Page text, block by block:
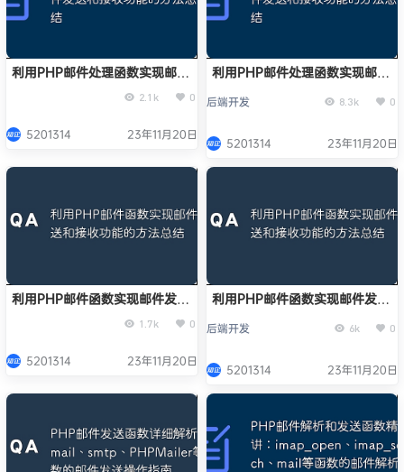
利用PHP邮件处理函数实现邮件
发送和接收功能的方法总结
2.1k 0
5201314 23年11月20日
利用PHP邮件处理函数实现邮件
后端开发 8.3k 0
5201314 23年11月20日
利用PHP邮件函数实现邮件发送
和接收功能的方法总结 1.7k 0
5201314 23年11月20日
利用PHP邮件函数实现邮件发送
后端开发 6k 0
5201314 23年11月20日